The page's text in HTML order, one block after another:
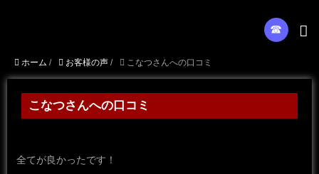
☎︎
ホーム / お客様の声 / こなつさんへの口コミ
こなつさんへの口コミ
全てが良かったです！